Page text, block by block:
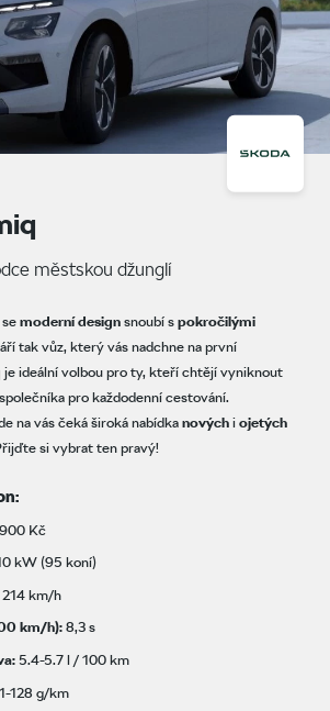
městskou džunglí
modernídesignsnoubí spokročilými
tak vůz, který vás nadchne na první
je ideální volbou pro ty, kteří chtějí vyniknout
pro každodenní cestování.
na vás čeká široká nabídkanovýchiojetých
si vybrat ten pravý!
Kč
kW (95 koní)
214 km/h
km/h):8,3 s
5.4-5.7 l / 100 km
128 g/km